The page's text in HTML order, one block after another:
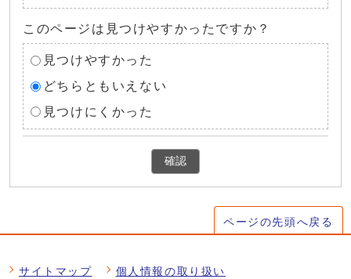
このページは見つけやすかったですか？
見つけやすかった
どちらともいえない
見つけにくかった
確認
ページの先頭へ戻る
サイトマップ 個人情報の取り扱い